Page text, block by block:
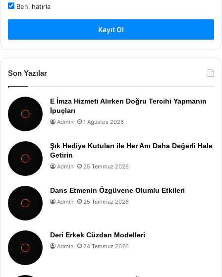
Beni hatırla
Kayıt Ol
Son Yazılar
E İmza Hizmeti Alırken Doğru Tercihi Yapmanın
İpuçları
Admin 1 Ağustos 2026
Şık Hediye Kutuları ile Her Anı Daha Değerli Hale
Getirin
Admin 25 Temmuz 2026
Dans Etmenin Özgüvene Olumlu Etkileri
Admin 25 Temmuz 2026
Deri Erkek Cüzdan Modelleri
Admin 24 Temmuz 2026